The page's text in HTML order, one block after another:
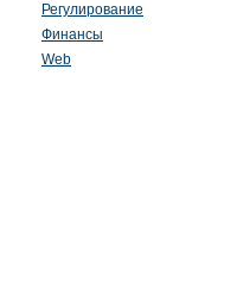
Регулирование
Финансы
Web